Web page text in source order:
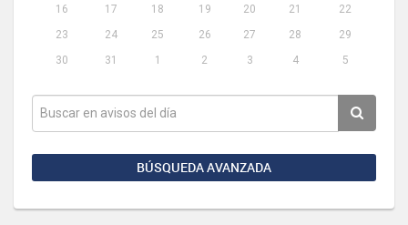
16
17 18 19 20 21
22
23
24 25 26 27 28
29
30
31 1 2 3 4 5
BÚSQUEDA AVANZADA